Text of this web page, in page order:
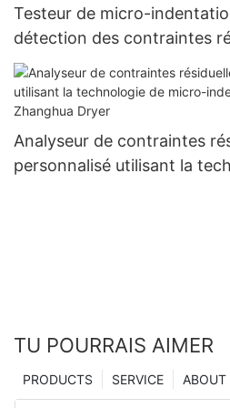
Testeur de micro-
détection des contraintes
récipients sous pression
Analyseur de contraintes
personnalisé utilisant la
TU POURRAIS AIMER
ABOUT
SERVICE
PRODUCTS